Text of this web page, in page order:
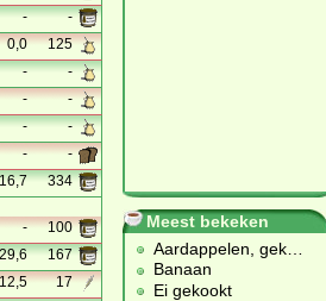
-
-
0,0
125
-
-
-
-
-
-
-
-
16,7 334
-
100
29,6
167
12,5
17
Meest bekeken
Aardappelen, gek
Banaan
Ei gekookt